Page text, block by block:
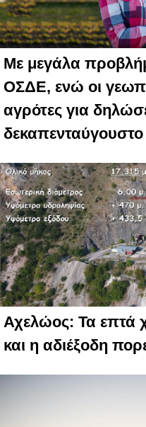
Με μεγάλα
ΟΣΔΕ, ενώ οι
αγρότες για
δεκαπενταύγουστο
Αχελώος: Τα επτά
και η αδιέξοδη